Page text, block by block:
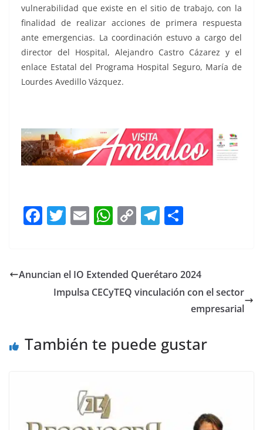
vulnerabilidad que existe en el sitio de trabajo, con la
finalidad de realizar acciones de primera respuesta
ante emergencias. La coordinación estuvo a cargo del
director del Hospital, Alejandro Castro Cázarez y el
enlace Estatal del Programa Hospital Seguro, María de
Lourdes Avedillo Vázquez.
F
e
k
T
er
E
l
W
s
A
C
y
Li
T
gr
a
e
Anuncian el IO Extended Querétaro 2024
Impulsa CECyTEQ vinculación con el sector
empresarial
También te puede gustar